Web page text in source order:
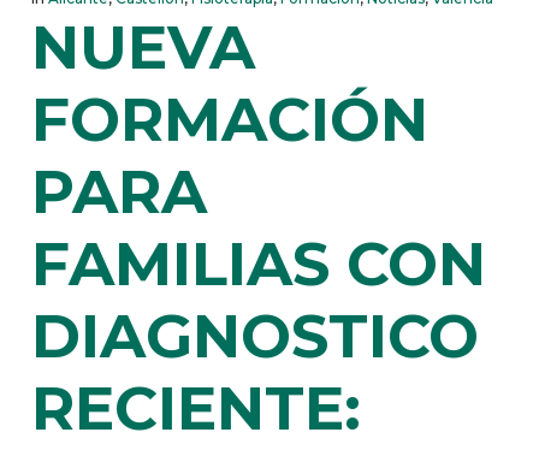
NUEVA
FORMACIÓN
PARA
FAMILIAS CON
DIAGNOSTICO
RECIENTE: